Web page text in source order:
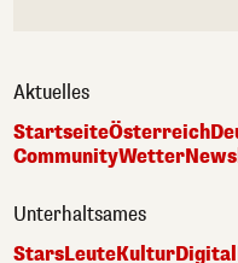
Aktuelles
StartseiteÖsterreich
CommunityWetter
Unterhaltsames
StarsLeuteKulturDigital